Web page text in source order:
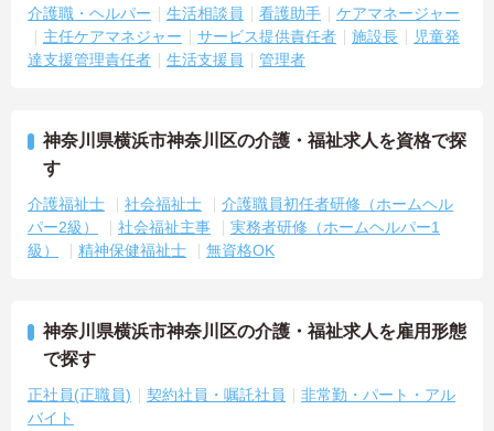
介護職・ヘルパー 生活相談員 看護助手
ケアマネージャー
主任ケアマネジャー
サービス提供責任者 施設長
児童発
達支援管理責任者
生活支援員 管理者
神奈川県横浜市神奈川区の介護・福祉求人を資格で探
す
介護福祉士 社会福祉士
介護職員初任者研修（ホームヘル
パー2級）
社会福祉主事
実務者研修（ホームヘルパー1
級）
精神保健福祉士 無資格OK
神奈川県横浜市神奈川区の介護・福祉求人を雇用形態
で探す
正社員(正職員) 契約社員・嘱託社員
非常勤・パート・アル
バイト